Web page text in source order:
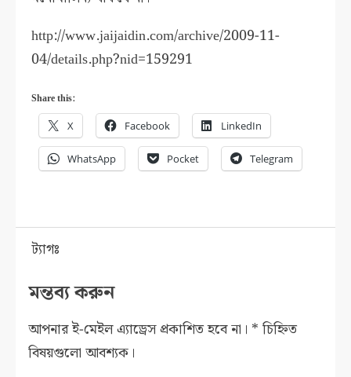
http://www.jaijaidin.com/archive/2009-11-
04/details.php?nid=159291
Share this:
X Facebook LinkedIn
WhatsApp Pocket Telegram
ট্যাগঃ
মন্তব্য করুন
আপনার ই-মেইল এ্যাড্রেস প্রকাশিত হবে না। * চিহ্নিত
বিষয়গুলো আবশ্যক।